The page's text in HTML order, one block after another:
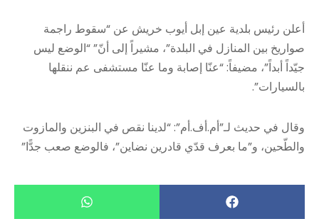
أعلن رئيس بلدية عين إبل أيوب خريش عن “سقوط راجمة
صواريخ بين المنازل في البلدة”، مشيراً إلى أنّ” “الوضع ليس
جيّداً أبداً”، مضيفاً: “عنّا إصابة وما عنّا مستشفى عم ننقلها
بالسيارات”.
وقال في حديث لـ”أم.أف.أم”: “لدينا نقص في البنزين والمازوت
والطّحين، و”ما بعرف قدّي قادرين نضاين”، فالوضع صعب جدًّا”